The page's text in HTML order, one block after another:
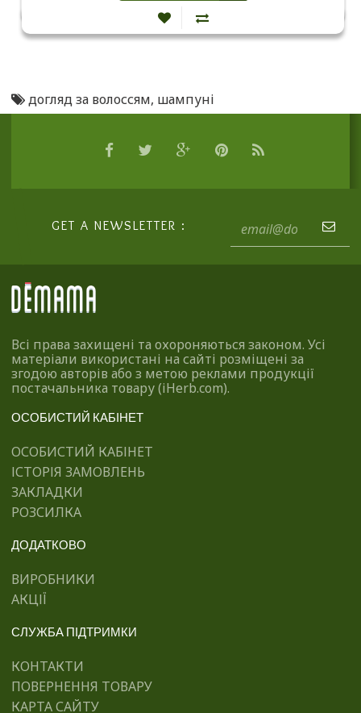
догляд за волоссям, шампуні
GET A NEWSLETTER :
Всі права захищені та охороняються законом. Усі
матеріали використані на сайті розміщені за
згодою авторів або з метою реклами продукції
постачальника товару (iHerb.com).
ОСОБИСТИЙ КАБІНЕТ
ОСОБИСТИЙ КАБІНЕТ
ІСТОРІЯ ЗАМОВЛЕНЬ
ЗАКЛАДКИ
РОЗСИЛКА
ДОДАТКОВО
ВИРОБНИКИ
АКЦІЇ
СЛУЖБА ПІДТРИМКИ
КОНТАКТИ
ПОВЕРНЕННЯ ТОВАРУ
КАРТА САЙТУ